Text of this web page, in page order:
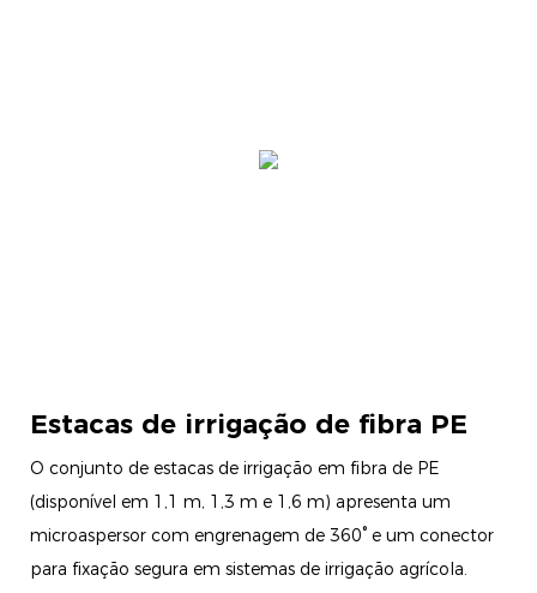
Estacas de irrigação de fibra PE
O conjunto de estacas de irrigação em fibra de PE
(disponível em 1,1 m, 1,3 m e 1,6 m) apresenta um
microaspersor com engrenagem de 360° e um conector
para fixação segura em sistemas de irrigação agrícola.